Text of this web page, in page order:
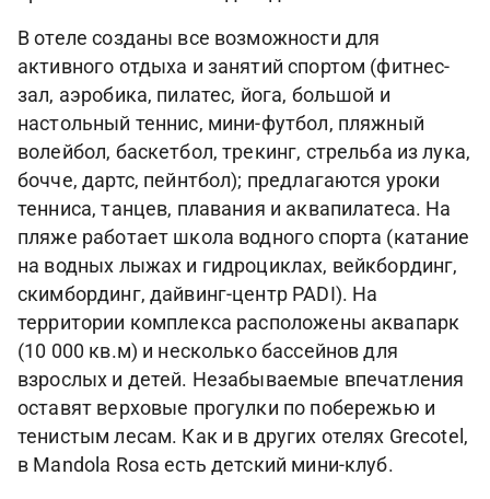
В отеле созданы все возможности для
активного отдыха и занятий спортом (фитнес-
зал, аэробика, пилатес, йога, большой и
настольный теннис, мини-футбол, пляжный
волейбол, баскетбол, трекинг, стрельба из лука,
бочче, дартс, пейнтбол); предлагаются уроки
тенниса, танцев, плавания и аквапилатеса. На
пляже работает школа водного спорта (катание
на водных лыжах и гидроциклах, вейкбординг,
скимбординг, дайвинг-центр PADI). На
территории комплекса расположены аквапарк
(10 000 кв.м) и несколько бассейнов для
взрослых и детей. Незабываемые впечатления
оставят верховые прогулки по побережью и
тенистым лесам. Как и в других отелях Grecotel,
в Mandola Rosa есть детский мини-клуб.